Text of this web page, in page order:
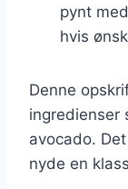
pynt
hvis
Denne
ingredienser
avocado.
nyde en